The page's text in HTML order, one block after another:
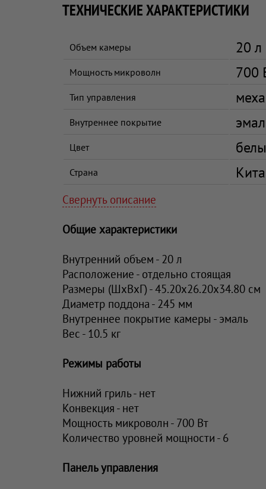
ТЕХНИЧЕСКИЕ ХАРАКТЕРИСТИКИ
Объем камеры 20 л
Мощность микроволн 700
Тип управления
Внутреннее покрытие
Цвет
Страна
Свернуть описание
Общие характеристики
Внутренний объем - 20 л
Расположение - отдельно стоящая
Размеры (ШхВхГ) - 45.20x26.20x34.80 см
Диаметр поддона - 245 мм
Внутреннее покрытие камеры - эмаль
Вес - 10.5 кг
Режимы работы
Нижний гриль - нет
Конвекция - нет
Мощность микроволн - 700 Вт
Количество уровней мощности - 6
Панель управления